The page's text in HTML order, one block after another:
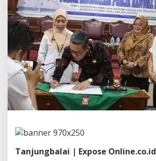
a
i
G
e
l
a
r
K
o
n
u
i
Tanjungbalai | Expose Online.co.id